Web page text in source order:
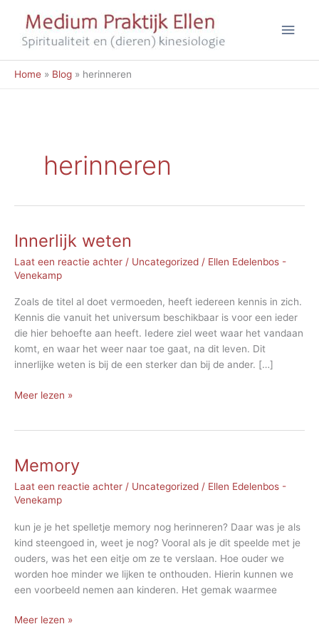
Home Blog herinneren
herinneren
Innerlijk weten
Laat een reactie achter / Uncategorized / Ellen Edelenbos -
Venekamp
Zoals de titel al doet vermoeden, heeft iedereen kennis in zich.
Kennis die vanuit het universum beschikbaar is voor een ieder
die hier behoefte aan heeft. Iedere ziel weet waar het vandaan
komt, en waar het weer naar toe gaat, na dit leven. Dit
innerlijke weten is bij de een sterker dan bij de ander. […]
Innerlijk
Meer lezen »
Memory
Laat een reactie achter / Uncategorized / Ellen Edelenbos -
Venekamp
kun je je het spelletje memory nog herinneren? Daar was je als
kind steengoed in, weet je nog? Vooral als je dit speelde met je
ouders, was het een eitje om ze te verslaan. Hoe ouder we
worden hoe minder we lijken te onthouden. Hierin kunnen we
een voorbeeld nemen aan kinderen. Het gemak waarmee
Memory
Meer lezen »